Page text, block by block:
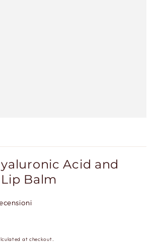
Acid and
Balm
at checkout.